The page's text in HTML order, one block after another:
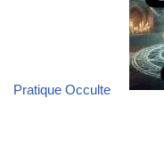
Pratique Occulte